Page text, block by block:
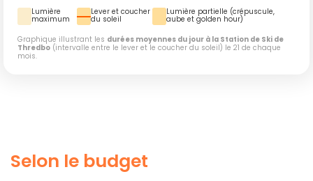
Lumière
maximum
Lever et coucher
du soleil
Lumière partielle (crépuscule,
aube et golden hour)
Graphique illustrant les durées moyennes du jour à la Station de Ski de
Thredbo (intervalle entre le lever et le coucher du soleil) le 21 de chaque
mois.
Selon le budget